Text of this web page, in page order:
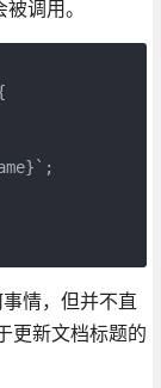
调用。
情，但并不直
更新文档标题的